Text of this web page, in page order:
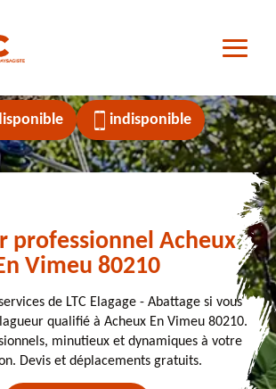
indisponible
professionnel Acheux
Vimeu 80210
de LTC Elagage - Abattage si vous
qualifié à Acheux En Vimeu 80210.
minutieux et dynamiques à votre
Devis et déplacements gratuits.